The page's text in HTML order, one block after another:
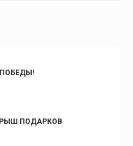
ПОДАРКОВ